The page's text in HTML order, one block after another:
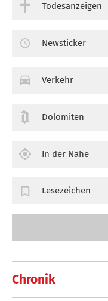
Chronik
Todesanzeigen
Newsticker
Verkehr
Dolomiten
In der Nähe
Lesezeichen